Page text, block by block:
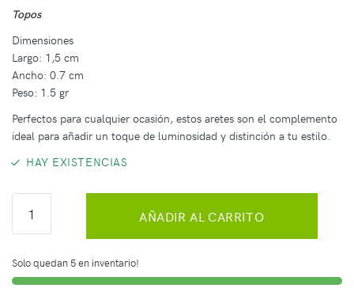
Topos
Dimensiones
Largo: 1,5 cm
Ancho: 0.7 cm
Peso: 1.5 gr
Perfectos para cualquier ocasión, estos aretes son el complemento
ideal para añadir un toque de luminosidad y distinción a tu estilo.
HAY EXISTENCIAS
AÑADIR AL CARRITO
Solo quedan 5 en inventario!